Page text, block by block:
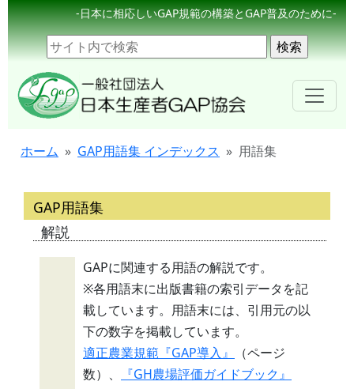
-日本に相応しいGAP規範の構築とGAP普及のために-
ホーム GAP用語集 インデックス 用語集
GAP用語集
解説
GAPに関連する用語の解説です。
※各用語末に出版書籍の索引データを記
載しています。用語末には、引用元の以
下の数字を掲載しています。
適正農業規範『GAP導入』
（ページ
数）、
『GH農場評価ガイドブック』